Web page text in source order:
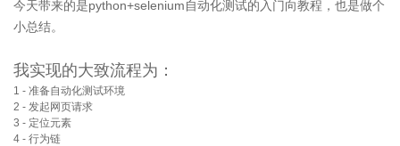
今天带来的是python+selenium自动化测试的入门向教程，也是做个
小总结。
我实现的大致流程为：
1 - 准备自动化测试环境
2 - 发起网页请求
3 - 定位元素
4 - 行为链